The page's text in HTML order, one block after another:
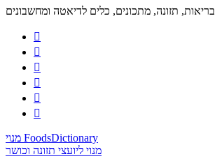
בריאות, תזונה, מתכונים, כלים לדיאטה ומחשבונים






מנוי FoodsDictionary
מנוי ליועצי תזונה וכושר